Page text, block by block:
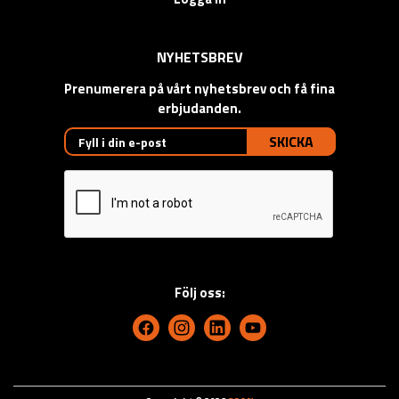
NYHETSBREV
Prenumerera på vårt nyhetsbrev och få fina
erbjudanden.
SKICKA
Följ oss: